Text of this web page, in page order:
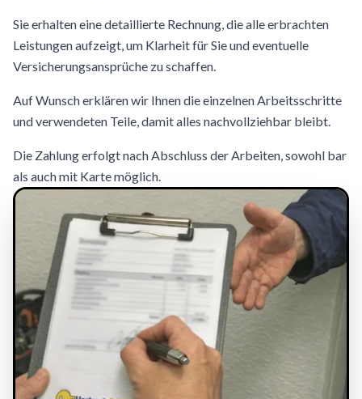
Sie erhalten eine detaillierte Rechnung, die alle erbrachten
Leistungen aufzeigt, um Klarheit für Sie und eventuelle
Versicherungsansprüche zu schaffen.
Auf Wunsch erklären wir Ihnen die einzelnen Arbeitsschritte
und verwendeten Teile, damit alles nachvollziehbar bleibt.
Die Zahlung erfolgt nach Abschluss der Arbeiten, sowohl bar
als auch mit Karte möglich.